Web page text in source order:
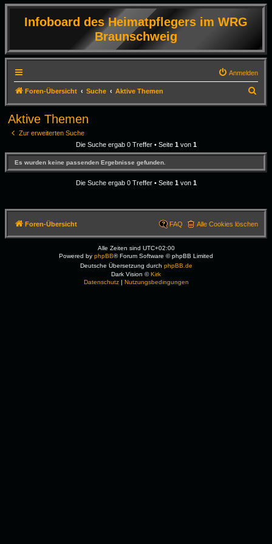
Infoboard des Heimatpflegers im WRG
Braunschweig
Anmelden
Foren-Übersicht Suche Aktive Themen
u
Aktive Themen
Zur erweiterten Suche
Die Suche ergab 0 Treffer • Seite 1von 1
Es wurden keine passenden Ergebnisse gefunden.
Die Suche ergab 0 Treffer • Seite 1von 1
Foren-Übersicht Alle Cookies löschen
FAQ
Alle Zeiten sind UTC+02:00
Powered by phpBB® Forum Software © phpBB Limited
Deutsche Übersetzung durch phpBB.de
Dark Vision ©Kirk
Datenschutz| Nutzungsbedingungen